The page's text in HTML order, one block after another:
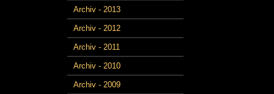
Archiv - 2013
Archiv - 2012
Archiv - 2011
Archiv - 2010
Archiv - 2009